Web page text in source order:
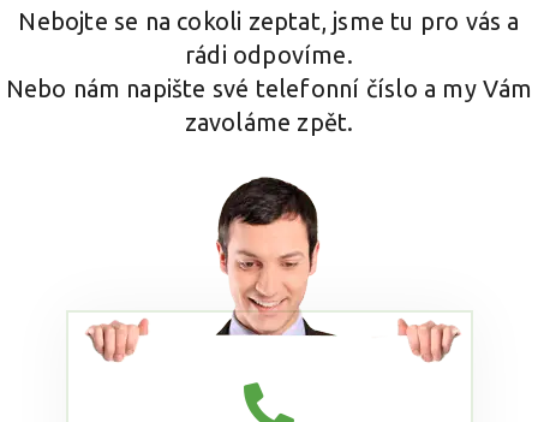
Nebojte se na cokoli zeptat, jsme tu pro vás a
rádi odpovíme.
Nebo nám napište své telefonní číslo a my Vám
zavoláme zpět.